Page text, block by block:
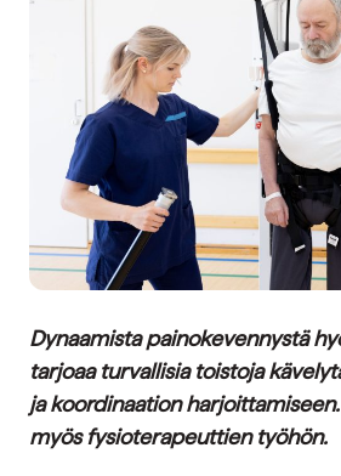
Dynaamista painokevennystä
tarjoaa turvallisia toistoja k
ja koordinaation
myös fysioterapeuttien työhön.